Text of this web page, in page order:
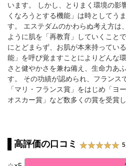
います。 しかし、とりまく環境の影
くなろうとする機能」は時としてう
す。 エステダムのかわらぬ考え方は
ように肌を「再教育」していくこと
にとどまらず、お肌が本来持ってい
能」を呼び覚ますことによりどんな
さと健やかさを兼ね備え、生命力あ
す。 その功績が認められ、フランス
「マリ・フランス賞」をはじめ「ヨ
オスカー賞」など数多くの賞を受賞し
高評価の口コミ